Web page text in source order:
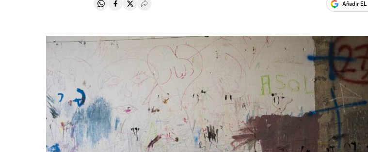
Compartir en Whatsapp
Compartir en Facebook
Compartir en Twitter
Desplegar Redes Sociales Añadir EL